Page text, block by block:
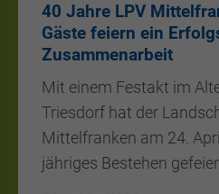
40 Jahre LPV
Gäste feiern ein
Zusammenarbeit
Mit einem Festakt im
Triesdorf hat der
Mittelfranken am 24.
jähriges Bestehen